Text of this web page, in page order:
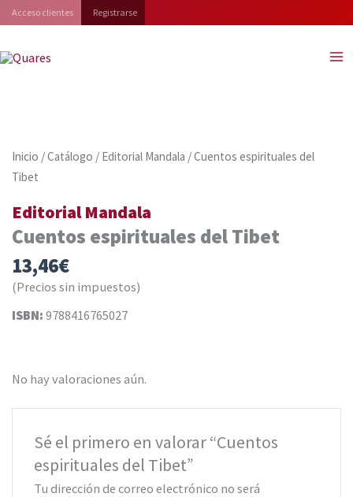
al
contenido
Acceso clientes Registrarse
Inicio /Catálogo / Editorial Mandala / Cuentos espirituales del
Tibet
Editorial Mandala
Cuentos espirituales del Tibet
13,46€
(Precios sin impuestos)
ISBN: 9788416765027
No hay valoraciones aún.
Sé el primero en valorar “Cuentos
espirituales del Tibet”
Tu dirección de correo electrónico no será